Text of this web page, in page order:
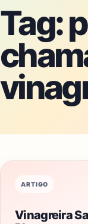
Tag:
ARTIGO
Vinagreira